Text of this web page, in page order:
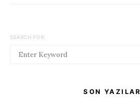
SEARCH FOR:
SON YAZILAR